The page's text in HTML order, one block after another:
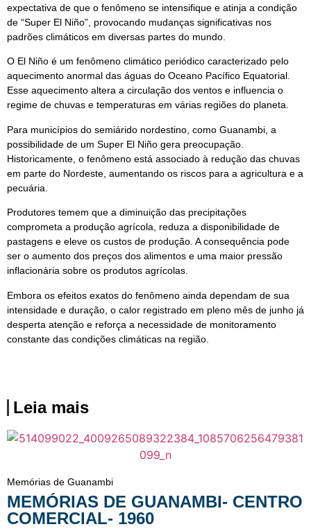
expectativa de que o fenômeno se intensifique e atinja a condição
de “Super El Niño”, provocando mudanças significativas nos
padrões climáticos em diversas partes do mundo.
O El Niño é um fenômeno climático periódico caracterizado pelo
aquecimento anormal das águas do Oceano Pacífico Equatorial.
Esse aquecimento altera a circulação dos ventos e influencia o
regime de chuvas e temperaturas em várias regiões do planeta.
Para municípios do semiárido nordestino, como Guanambi, a
possibilidade de um Super El Niño gera preocupação.
Historicamente, o fenômeno está associado à redução das chuvas
em parte do Nordeste, aumentando os riscos para a agricultura e a
pecuária.
Produtores temem que a diminuição das precipitações
comprometa a produção agrícola, reduza a disponibilidade de
pastagens e eleve os custos de produção. A consequência pode
ser o aumento dos preços dos alimentos e uma maior pressão
inflacionária sobre os produtos agrícolas.
Embora os efeitos exatos do fenômeno ainda dependam de sua
intensidade e duração, o calor registrado em pleno mês de junho já
desperta atenção e reforça a necessidade de monitoramento
constante das condições climáticas na região.
Leia mais
Memórias de Guanambi
MEMÓRIAS DE GUANAMBI- CENTRO
COMERCIAL- 1960